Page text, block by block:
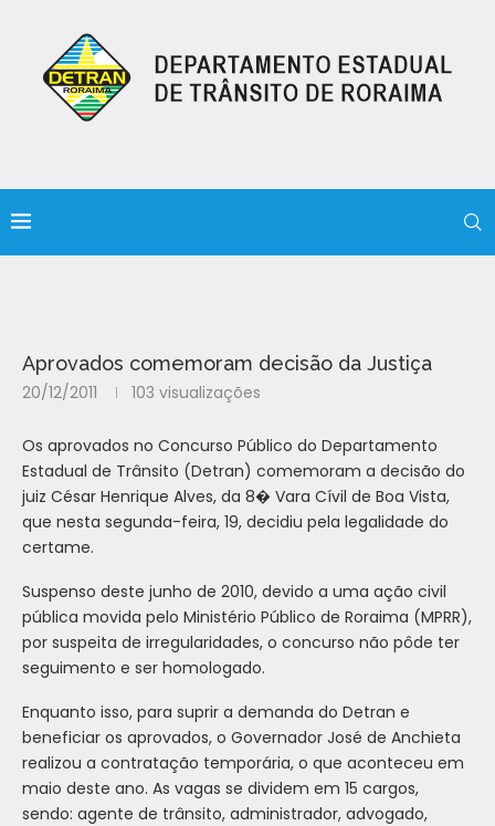
Aprovados comemoram decisão da Justiça
20/12/2011 103 visualizações
Os aprovados no Concurso Público do Departamento
Estadual de Trânsito (Detran) comemoram a decisão do
juiz César Henrique Alves, da 8� Vara Cívil de Boa Vista,
que nesta segunda-feira, 19, decidiu pela legalidade do
certame.
Suspenso deste junho de 2010, devido a uma ação civil
pública movida pelo Ministério Público de Roraima (MPRR),
por suspeita de irregularidades, o concurso não pôde ter
seguimento e ser homologado.
Enquanto isso, para suprir a demanda do Detran e
beneficiar os aprovados, o Governador José de Anchieta
realizou a contratação temporária, o que aconteceu em
maio deste ano. As vagas se dividem em 15 cargos,
sendo: agente de trânsito, administrador, advogado,